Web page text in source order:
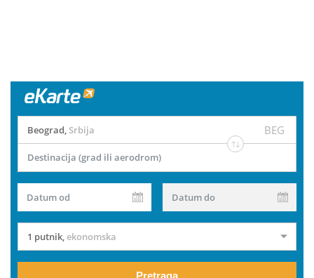
Beograd, Srbija BEG
Destinacija (grad ili aerodrom)
Datum od Datum do
1 putnik,ekonomska
Pretraga